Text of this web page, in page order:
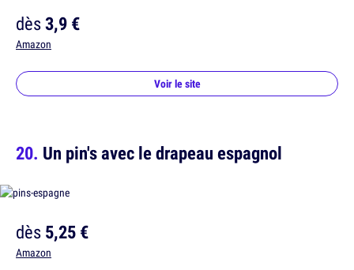
dès3,9 €
Amazon
Voir le site
Un pin's avec le drapeau espagnol
dès5,25 €
Amazon